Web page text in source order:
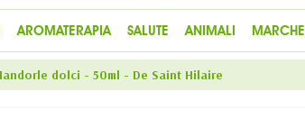
AROMATERAPIA SALUTE ANIMALI MARCHE
dolci - 50ml - De Saint Hilaire